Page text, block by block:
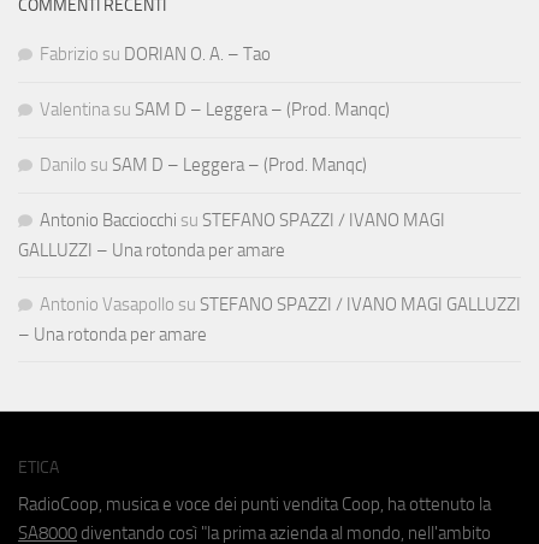
COMMENTI RECENTI
Fabrizio su DORIAN O. A. – Tao
Valentina su SAM D – Leggera – (Prod. Manqc)
Danilo su SAM D – Leggera – (Prod. Manqc)
Antonio Bacciocchi su STEFANO SPAZZI / IVANO MAGI
GALLUZZI – Una rotonda per amare
Antonio Vasapollo su STEFANO SPAZZI / IVANO MAGI GALLUZZI
– Una rotonda per amare
ETICA
RadioCoop, musica e voce dei punti vendita Coop, ha ottenuto la
SA8000 diventando così "la prima azienda al mondo, nell'ambito